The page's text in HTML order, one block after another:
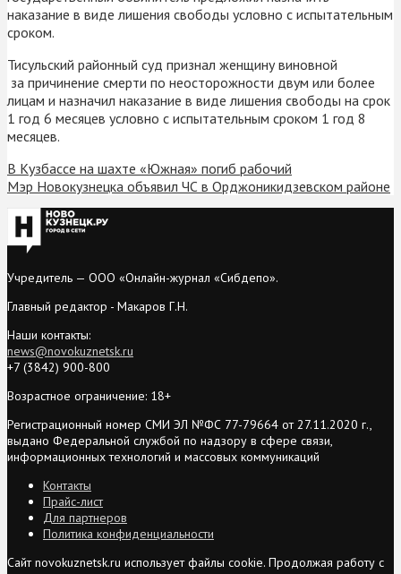
наказание в виде лишения свободы условно с испытательным
сроком.
Тисульский районный суд признал женщину виновной
за причинение смерти по неосторожности двум или более
лицам и назначил наказание в виде лишения свободы на срок
1 год 6 месяцев условно с испытательным сроком 1 год 8
месяцев.
В Кузбассе на шахте «Южная» погиб рабочий
Мэр Новокузнецка объявил ЧС в Орджоникидзевском районе
Учредитель — ООО «Онлайн-журнал «Сибдепо».
Главный редактор - Макаров Г.Н.
Наши контакты:
news@novokuznetsk.ru
+7 (3842) 900-800
Возрастное ограничение: 18+
Регистрационный номер СМИ ЭЛ №ФС 77-79664 от 27.11.2020 г.,
выдано Федеральной службой по надзору в сфере связи,
информационных технологий и массовых коммуникаций
Контакты
Прайс-лист
Для партнеров
Политика конфиденциальности
Сайт novokuznetsk.ru использует файлы cookie. Продолжая работу с